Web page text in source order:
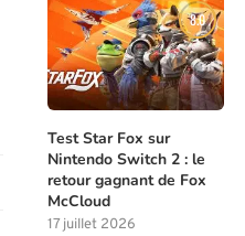
8.0
Test Star Fox sur
Nintendo Switch 2 : le
retour gagnant de Fox
McCloud
17 juillet 2026